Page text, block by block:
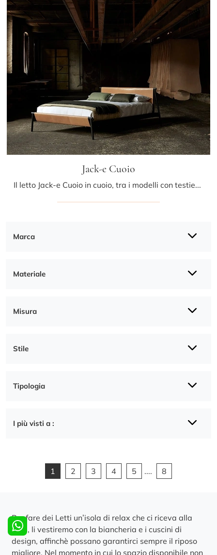
Marca
Materiale
Misura
Stile
Tipologia
I più visti a :
Jack-e Cuoio
Il letto Jack-e Cuoio in cuoio, tra i modelli con testiera matrimoniali design di Bolzan Letti, è pensato per assicurarti il riposo migliore.
1 2 3 4 5 .... 8
Per fare dei Letti un’isola di relax che ci riceva alla
sera, li vestiremo con la biancheria e i cuscini di
design, affinchè possano garantirci sempre il riposo
migliore. Nel momento in cui lo spazio disponibile non